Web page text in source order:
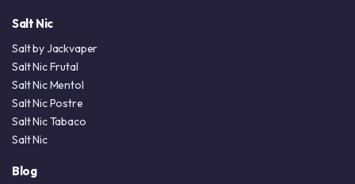
Salt Nic
Salt by Jackvaper
Salt Nic Frutal
Salt Nic Mentol
Salt Nic Postre
Salt Nic Tabaco
Salt Nic
Blog